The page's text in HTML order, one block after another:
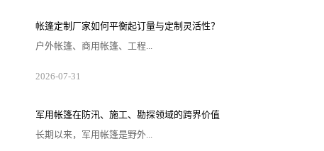
帐篷定制厂家如何平衡起订量与定制灵活性？
户外帐篷、商用帐篷、工程...
2026-07-31
军用帐篷在防汛、施工、勘探领域的跨界价值
长期以来，军用帐篷是野外...